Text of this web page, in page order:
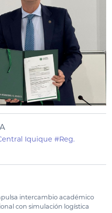
Iquique #Reg.
intercambio académico
con simulación logística